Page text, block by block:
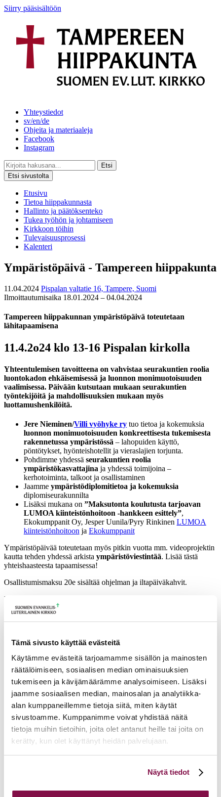
Tämä sivusto käyttää evästeitä
Käytämme evästeitä tarjoamamme sisällön ja mainosten
räätälöimiseen, sosiaalisen median ominaisuuksien
tukemiseen ja kävijämäärämme analysoimiseen. Lisäksi
jaamme sosiaalisen median, mainosalan ja analytiikka-
alan kumppaneillemme tietoja siitä, miten käytät
sivustoamme. Kumppanimme voivat yhdistää näitä
tietoja muihin tietoihin, joita olet antanut heille tai joita on
kerätty, kun olet käyttänyt heidän palvelujaan.
linkistä.
Näytä tiedot
Siirry pääsisältöön
Yhteystiedot
sv/en/de
Ohjeita ja materiaaleja
Facebook
Instagram
Etsi
Etsi sivustolta
Etusivu
Tietoa hiippakunnasta
Hallinto ja päätöksenteko
Tukea työhön ja johtamiseen
Kirkkoon töihin
Tulevaisuusprosessi
Kalenteri
Ympäristöpäivä - Tampereen hiippakunta
11.04.2024 Pispalan valtatie 16, Tampere, Suomi
Ilmoittautumisaika 18.01.2024 – 04.04.2024
Tampereen hiippakunnan ympäristöpäivä toteutetaan
lähitapaamisena
11.4.2o24 klo 13-16 Pispalan kirkolla
Yhteentulemisen tavoitteena on vahvistaa seurakuntien roolia
luontokadon ehkäisemisessä ja luonnon monimuotoisuuden
vaalimisessa. Päivään kutsutaan mukaan seurakuntien
työntekijöitä ja mahdollisuuksien mukaan myös
luottamushenkilöitä.
Jere Nieminen/Villi vyöhyke ry tuo tietoa ja kokemuksia
luonnon monimuotoisuuden konkreettisesta tukemisesta
rakennetussa ympäristössä – lahopuiden käyttö,
pöntötykset, hyönteishotellit ja vieraslajien torjunta.
Pohdimme yhdessä seurakuntien roolia
ympäristökasvattajina ja yhdessä toimijoina –
kerhotoiminta, talkoot ja osallistaminen
Jaamme ympäristödiplomitietoa ja kokemuksia
diplomiseurakunnilta
Lisäksi mukana on ”Maksutonta koulutusta tarjoavan
LUMOA kiinteistönhoitoon -hankkeen esittely”,
Ekokumppanit Oy, Jesper Uunila/Pyry Rinkinen LUMOA
kiinteistönhoitoon ja Ekokumppanit
Ympäristöpäivää toteutetaan myös pitkin vuotta mm. videoprojektin
kautta tehden yhdessä arkista ympäristöviestintää. Lisää tästä
yhteishaasteesta tapaamisessa!
Osallistumismaksu 20e sisältää ohjelman ja iltapäiväkahvit.
Päivän toteuttaa
T E R V E T U L O A !
Tiina, Heidi, Sari, Paula, Antti, Pertti, Hanna ja Airi
Lisätietoja
airi.raitaranta@evl.fi
Tulevia tapahtumia
Ikkunoita kristilliseen spiritualiteettiin: Matkakumppanuuden päivä